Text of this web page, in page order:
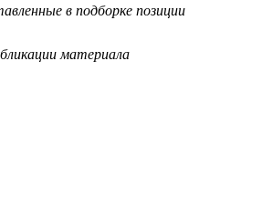
в подборке позиции
материала